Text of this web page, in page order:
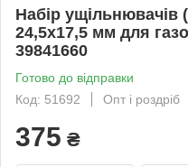
Набір ущільнювачів
24,5x17,5 мм для
39841660
Готово до відправки
Код: 51692
Опт і роздріб
375 ₴